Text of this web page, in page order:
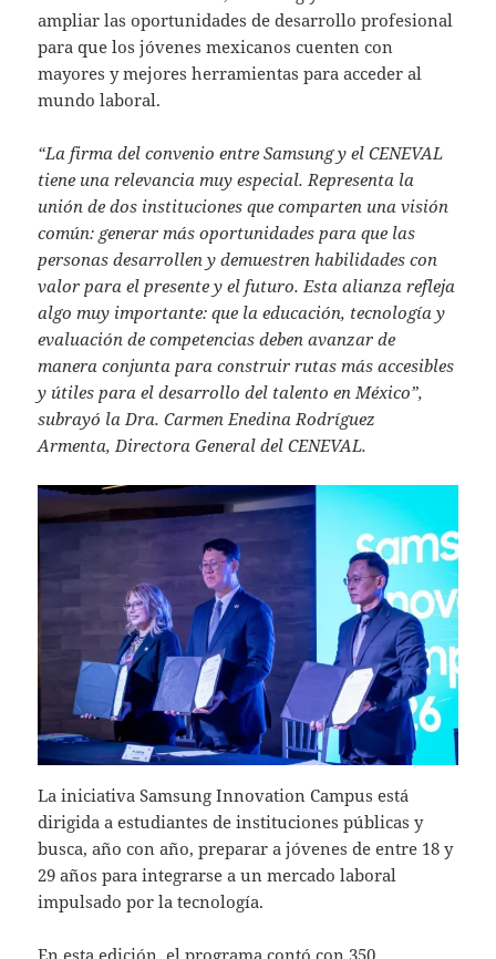
ampliar las oportunidades de desarrollo profesional
para que los jóvenes mexicanos cuenten con
mayores y mejores herramientas para acceder al
mundo laboral.
“La firma del convenio entre Samsung y el CENEVAL
tiene una relevancia muy especial. Representa la
unión de dos instituciones que comparten una visión
común: generar más oportunidades para que las
personas desarrollen y demuestren habilidades con
valor para el presente y el futuro. Esta alianza refleja
algo muy importante: que la educación, tecnología y
evaluación de competencias deben avanzar de
manera conjunta para construir rutas más accesibles
y útiles para el desarrollo del talento en México”,
subrayó la Dra. Carmen Enedina Rodríguez
Armenta, Directora General del CENEVAL.
La iniciativa Samsung Innovation Campus está
dirigida a estudiantes de instituciones públicas y
busca, año con año, preparar a jóvenes de entre 18 y
29 años para integrarse a un mercado laboral
impulsado por la tecnología.
En esta edición, el programa contó con 350